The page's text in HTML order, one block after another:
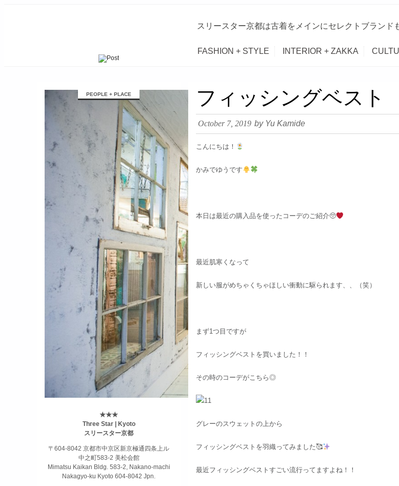
スリースター京都は古着をメインにセレクトブラン
FASHION + STYLE INTERIOR + ZAKKA
займ на карту онлайн без отказа
PEOPLE + PLACE
★★★
Three Star | Kyoto
スリースター京都
〒604-8042 京都市中京区新京極通四条上ル
中之町583-2 美松会館
Mimatsu Kaikan Bldg. 583-2, Nakano-machi
Nakagyo-ku Kyoto 604-8042 Jpn.
フィッシングベスト
October 7, 2019 by Yu Kamide
こんにちは！
かみでゆうです
本日は最近の購入品を使ったコーデのご紹介🥺
最近肌寒くなって
新しい服がめちゃくちゃほしい衝動に駆られます、、（笑）
まず1つ目ですが
フィッシングベストを買いました！！
その時のコーデがこちら◎
グレーのスウェットの上から
フィッシングベストを羽織ってみました🥰
最近フィッシングベストすごい流行ってますよね！！